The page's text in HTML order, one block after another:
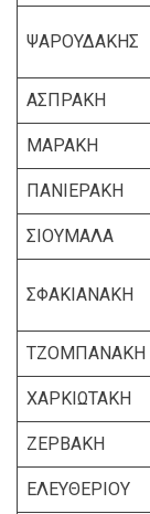
ΨΑΡΟΥΔΑΚΗΣ
ΑΣΠΡΑΚΗ
ΜΑΡΑΚΗ
ΠΑΝΙΕΡΑΚΗ
ΣΙΟΥΜΑΛΑ
ΣΦΑΚΙΑΝΑΚΗ
ΤΖΟΜΠΑΝΑΚΗ
ΧΑΡΚΙΩΤΑΚΗ
ΖΕΡΒΑΚΗ
ΕΛΕΥΘΕΡΙΟΥ